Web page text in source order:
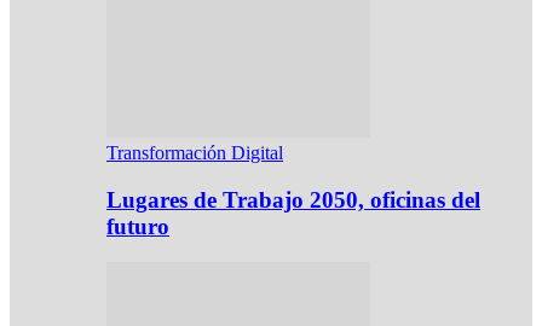
Transformación Digital
Lugares de Trabajo 2050, oficinas del
futuro